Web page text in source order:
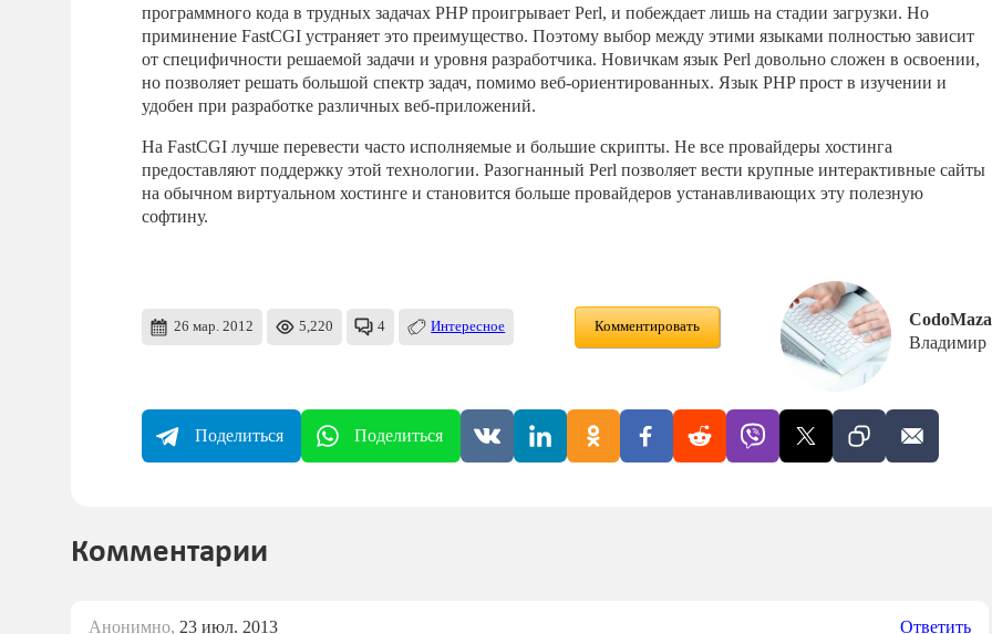
программного кода в трудных задачах PHP проигрывает Perl, и побеждает лишь на стадии загрузки. Но
приминение FastCGI устраняет это преимущество. Поэтому выбор между этими языками полностью зависит
от специфичности решаемой задачи и уровня разработчика. Новичкам язык Perl довольно сложен в освоении,
но позволяет решать большой спектр задач, помимо веб-ориентированных. Язык PHP прост в изучении и
удобен при разработке различных веб-приложений.
На FastCGI лучше перевести часто исполняемые и большие скрипты. Не все провайдеры хостинга
предоставляют поддержку этой технологии. Разогнанный Perl позволяет вести крупные интерактивные сайты
на обычном виртуальном хостинге и становится больше провайдеров устанавливающих эту полезную
софтину.
26 мар. 2012 5,220 4 Интересное Комментировать
CodoMaza
Владимир
Поделиться Поделиться
Комментарии
Анонимно, 23 июл. 2013 Ответить